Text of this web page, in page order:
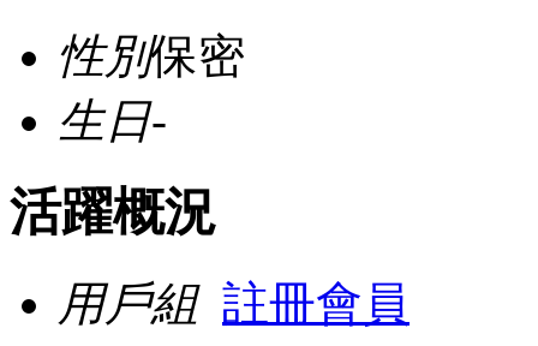
性別保密
生日-
活躍概況
用戶組 註冊會員